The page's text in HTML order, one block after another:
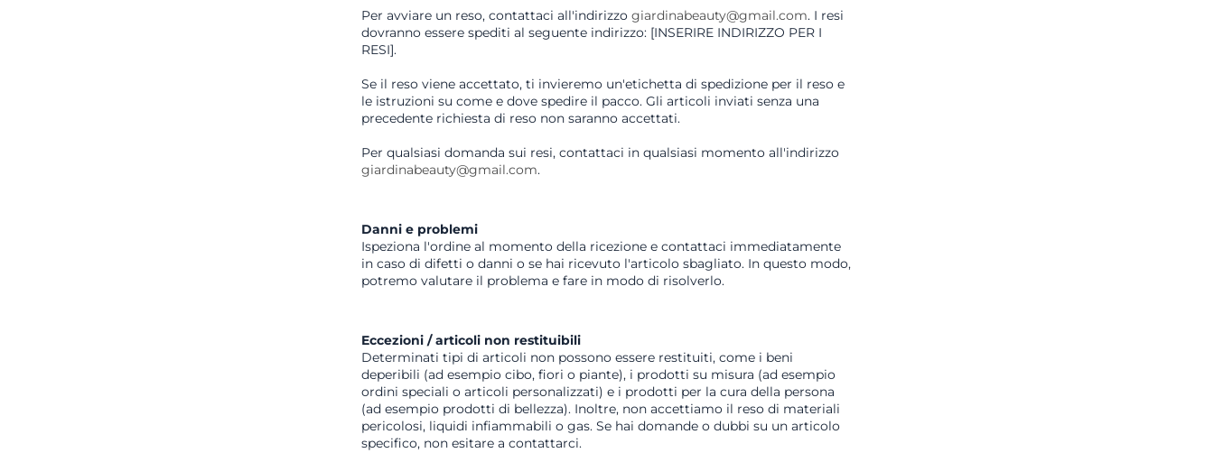
Per avviare un reso, contattaci all'indirizzo giardinabeauty@gmail.com. I resi
dovranno essere spediti al seguente indirizzo: [INSERIRE INDIRIZZO PER I
RESI].
Se il reso viene accettato, ti invieremo un'etichetta di spedizione per il reso e
le istruzioni su come e dove spedire il pacco. Gli articoli inviati senza una
precedente richiesta di reso non saranno accettati.
Per qualsiasi domanda sui resi, contattaci in qualsiasi momento all'indirizzo
giardinabeauty@gmail.com.
Danni e problemi
Ispeziona l'ordine al momento della ricezione e contattaci immediatamente
in caso di difetti o danni o se hai ricevuto l'articolo sbagliato. In questo modo,
potremo valutare il problema e fare in modo di risolverlo.
Eccezioni / articoli non restituibili
Determinati tipi di articoli non possono essere restituiti, come i beni
deperibili (ad esempio cibo, fiori o piante), i prodotti su misura (ad esempio
ordini speciali o articoli personalizzati) e i prodotti per la cura della persona
(ad esempio prodotti di bellezza). Inoltre, non accettiamo il reso di materiali
pericolosi, liquidi infiammabili o gas. Se hai domande o dubbi su un articolo
specifico, non esitare a contattarci.